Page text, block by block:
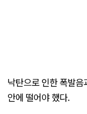
낙탄으로 인한 폭발
안에 떨어야 했다.